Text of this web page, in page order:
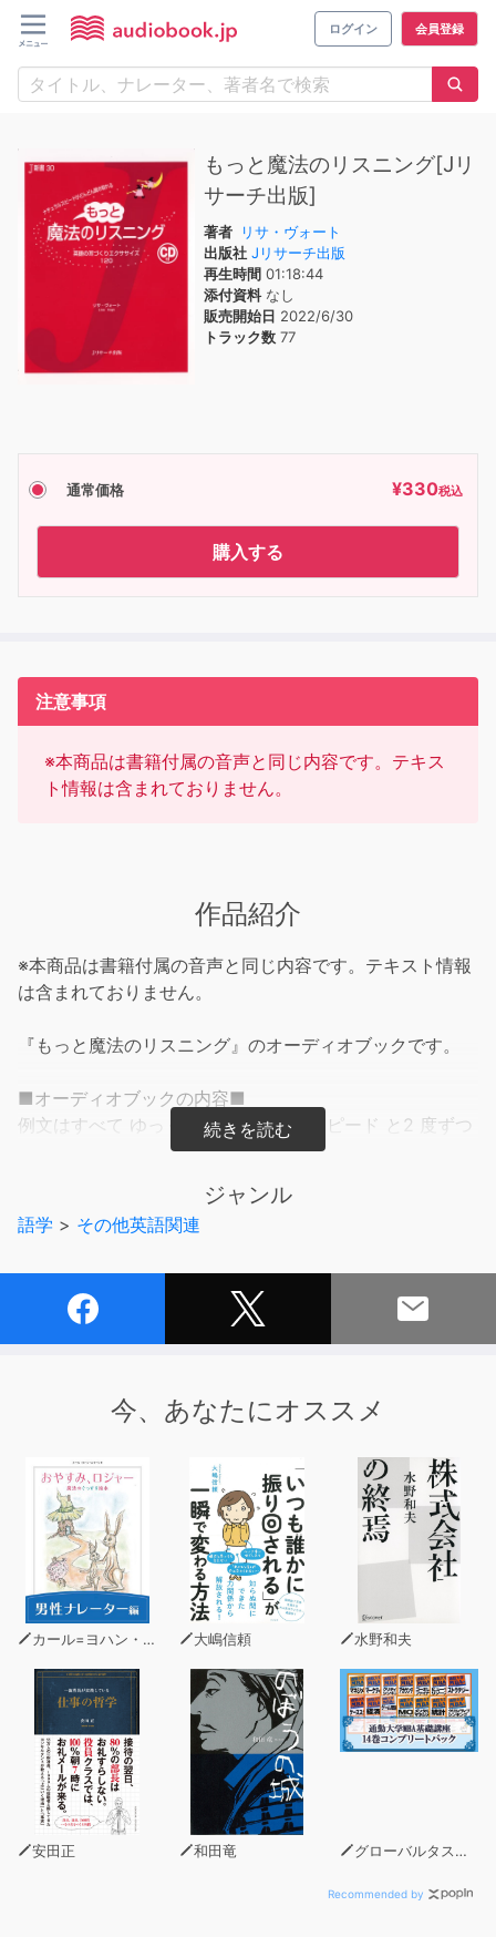
ログイン 会員登録
もっと魔法のリスニング[Jリ
サーチ出版]
著者
リサ・ヴォート
出版社 Jリサーチ出版
再生時間 01:18:44
添付資料なし
販売開始日 2022/6/30
トラック数 77
通常価格 ¥330税込
購入する
注意事項
※本商品は書籍付属の音声と同じ内容です。テキス
ト情報は含まれておりません。
作品紹介
※本商品は書籍付属の音声と同じ内容です。テキスト情報
は含まれておりません。
『もっと魔法のリスニング』のオーディオブックです。
■オーディオブックの内容■
例文はすべて ゆっくり➡ ナチュラルスピード と2 度ずつ
■テキストの内容■
Ｊ新書17『魔法のリスニング』を買ってくださった読者の
ネイティブの英語を聞き取るために１２０の耳づくりエク
複しておりません）
あらかじめ英語の音の変化を知っておくだけで、いつも取
りこぼしていた音がどんどん聞き取れるようになります。
１つの見出し語に対し、実用例文を５つ掲載。
シンプルなページ構成で、本を開いたらすぐに練習に取
り組めます。
音声は「ゆっくり」、「ナチュラル」の２回読み。
人にピッタリの一冊。
■目次■
はじめに
本書の使い方
[ Lesson1 ]
I'll surely be
ジャンル
語学 > その他英語関連
今、あなたにオススメ
カール=ヨハン・エリーン 大嶋信頼 水野和夫
安田正 和田竜 グローバルタスクフォース(著)
Recommended by